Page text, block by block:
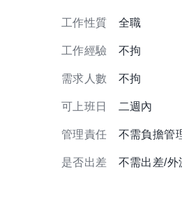
工作性質 全職
工作經驗 不拘
需求人數 不拘
可上班日 二週內
管理責任 不需負擔管
是否出差 不需出差/外